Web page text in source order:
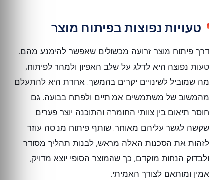
טעויות נפוצות בפיתוח מוצר
דרך פיתוח מוצר זרועה מכשולים שאפשר להימנע מהם.
טעות נפוצה היא לדלג על שלב האפיון ולמהר לפיתוח,
מה שמוביל לשינויים יקרים בהמשך. אחרת היא להתעלם
מהמשוב של משתמשים אמיתיים ולפתח בבועה. גם
חוסר תיאום בין צוותי החומרה והתוכנה יוצר פערים
שקשה לגשר עליהם מאוחר. שותף פיתוח מנוסה עוזר
לזהות את הסכנות האלה מראש, לבנות תהליך מסודר
ולבדוק הנחות מוקדם, כך שהמוצר הסופי יוצא מדויק,
אמין ומותאם לצורך האמיתי.